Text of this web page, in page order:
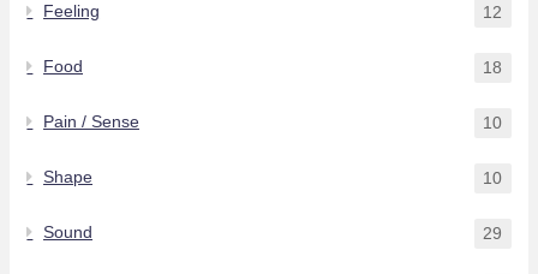
Feeling 12
Food 18
Pain / Sense 10
Shape 10
Sound 29